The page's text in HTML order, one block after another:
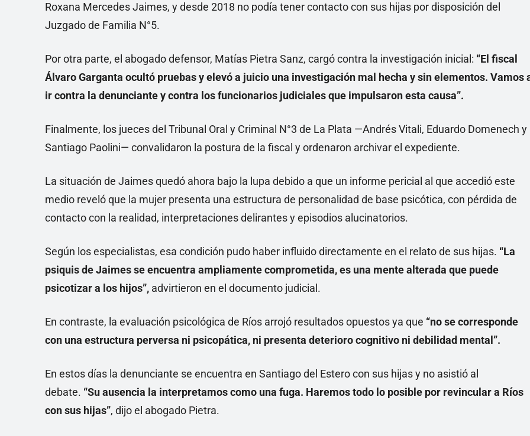
Roxana Mercedes Jaimes, y desde 2018 no podía tener contacto con sus hijas por disposición del
Juzgado de Familia N°5.
Por otra parte, el abogado defensor, Matías Pietra Sanz, cargó contra la investigación inicial: “El fiscal
Álvaro Garganta ocultó pruebas y elevó a juicio una investigación mal hecha y sin elementos. Vamos
ir contra la denunciante y contra los funcionarios judiciales que impulsaron esta causa”.
Finalmente, los jueces del Tribunal Oral y Criminal N°3 de La Plata —Andrés Vitali, Eduardo Domenech y
Santiago Paolini— convalidaron la postura de la fiscal y ordenaron archivar el expediente.
La situación de Jaimes quedó ahora bajo la lupa debido a que un informe pericial al que accedió este
medio reveló que la mujer presenta una estructura de personalidad de base psicótica, con pérdida de
contacto con la realidad, interpretaciones delirantes y episodios alucinatorios.
Según los especialistas, esa condición pudo haber influido directamente en el relato de sus hijas. “La
psiquis de Jaimes se encuentra ampliamente comprometida, es una mente alterada que puede
psicotizar a los hijos”, advirtieron en el documento judicial.
En contraste, la evaluación psicológica de Ríos arrojó resultados opuestos ya que “no se corresponde
con una estructura perversa ni psicopática, ni presenta deterioro cognitivo ni debilidad mental”.
En estos días la denunciante se encuentra en Santiago del Estero con sus hijas y no asistió al
debate. “Su ausencia la interpretamos como una fuga. Haremos todo lo posible por revincular a Ríos
con sus hijas”, dijo el abogado Pietra.